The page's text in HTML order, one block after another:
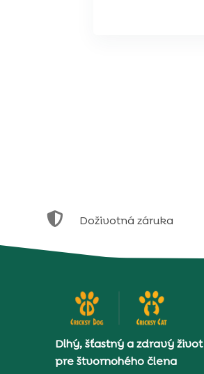
 Doživotná záruka
Dlhý, šťastný a zdravý život
pre štvornohého člena